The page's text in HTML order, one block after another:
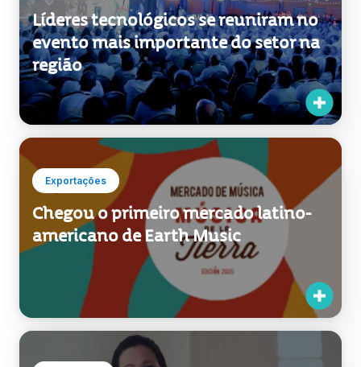
Líderes tecnológicos se reuniram no
evento mais importante do setor na
região
Exportações
Chegou o primeiro mercado latino-
americano de Earth Music